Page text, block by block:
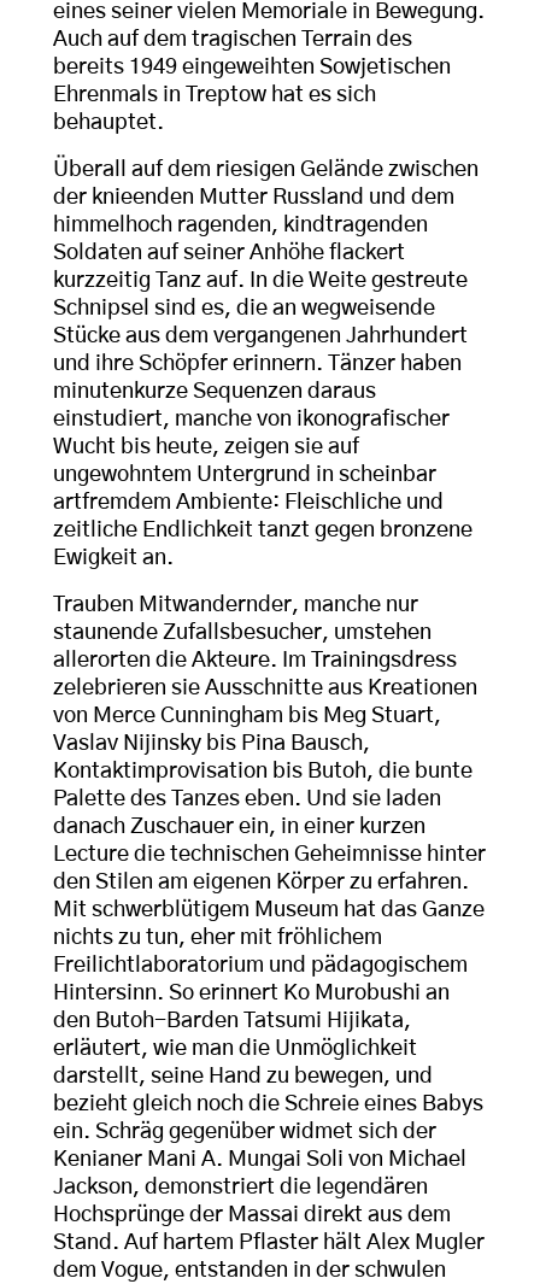
eines seiner vielen Memoriale in Bewegung.
Auch auf dem tragischen Terrain des
bereits 1949 eingeweihten Sowjetischen
Ehrenmals in Treptow hat es sich
behauptet.
Überall auf dem riesigen Gelände zwischen
der knieenden Mutter Russland und dem
himmelhoch ragenden, kindtragenden
Soldaten auf seiner Anhöhe flackert
kurzzeitig Tanz auf. In die Weite gestreute
Schnipsel sind es, die an wegweisende
Stücke aus dem vergangenen Jahrhundert
und ihre Schöpfer erinnern. Tänzer haben
minutenkurze Sequenzen daraus
einstudiert, manche von ikonografischer
Wucht bis heute, zeigen sie auf
ungewohntem Untergrund in scheinbar
artfremdem Ambiente: Fleischliche und
zeitliche Endlichkeit tanzt gegen bronzene
Ewigkeit an.
Trauben Mitwandernder, manche nur
staunende Zufallsbesucher, umstehen
allerorten die Akteure. Im Trainingsdress
zelebrieren sie Ausschnitte aus Kreationen
von Merce Cunningham bis Meg Stuart,
Vaslav Nijinsky bis Pina Bausch,
Kontaktimprovisation bis Butoh, die bunte
Palette des Tanzes eben. Und sie laden
danach Zuschauer ein, in einer kurzen
Lecture die technischen Geheimnisse hinter
den Stilen am eigenen Körper zu erfahren.
Mit schwerblütigem Museum hat das Ganze
nichts zu tun, eher mit fröhlichem
Freilichtlaboratorium und pädagogischem
Hintersinn. So erinnert Ko Murobushi an
den Butoh-Barden Tatsumi Hijikata,
erläutert, wie man die Unmöglichkeit
darstellt, seine Hand zu bewegen, und
bezieht gleich noch die Schreie eines Babys
ein. Schräg gegenüber widmet sich der
Kenianer Mani A. Mungai Soli von Michael
Jackson, demonstriert die legendären
Hochsprünge der Massai direkt aus dem
Stand. Auf hartem Pflaster hält Alex Mugler
dem Vogue, entstanden in der schwulen